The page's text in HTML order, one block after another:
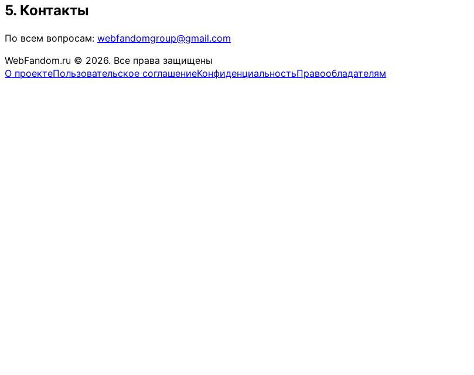
5. Контакты
По всем вопросам: webfandomgroup@gmail.com
WebFandom.ru © 2026. Все права защищены
О проектеПользовательское соглашениеКонфиденциальностьПравообладателям